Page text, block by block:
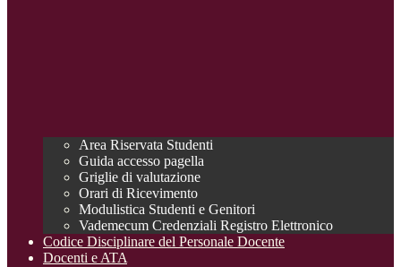
Area Riservata Studenti
Guida accesso pagella
Griglie di valutazione
Orari di Ricevimento
Modulistica Studenti e Genitori
Vademecum Credenziali Registro Elettronico
Codice Disciplinare del Personale Docente
Docenti e ATA